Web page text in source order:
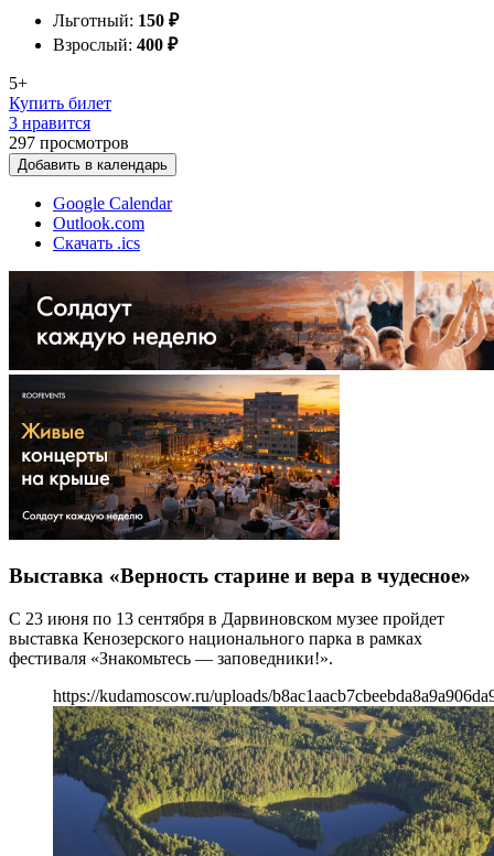
Льготный: 150 ₽
Взрослый: 400 ₽
5+
Купить билет
3 нравится
297 просмотров
Добавить в календарь
Google Calendar
Outlook.com
Скачать .ics
Выставка «Верность старине и вера в чудесное»
С 23 июня по 13 сентября в Дарвиновском музее пройдет
выставка Кенозерского национального парка в рамках
фестиваля «Знакомьтесь — заповедники!».
https://kudamoscow.ru/uploads/